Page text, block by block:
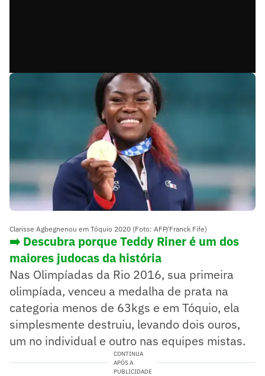
Clarisse Agbegnenou em Tóquio 2020 (Foto: AFP/Franck Fife)
➡️ Descubra porque Teddy Riner é um dos
maiores judocas da história
Nas Olimpíadas da Rio 2016, sua primeira
olimpíada, venceu a medalha de prata na
categoria menos de 63kgs e em Tóquio, ela
simplesmente destruiu, levando dois ouros,
um no individual e outro nas equipes mistas.
CONTINUA
APÓS A
PUBLICIDADE